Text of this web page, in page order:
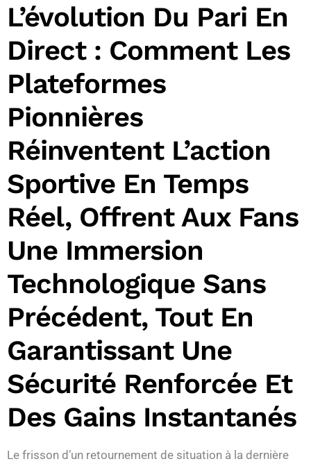
L’évolution Du Pari En
Direct : Comment Les
Plateformes
Pionnières
Réinventent L’action
Sportive En Temps
Réel, Offrent Aux Fans
Une Immersion
Technologique Sans
Précédent, Tout En
Garantissant Une
Sécurité Renforcée Et
Des Gains Instantanés
Le frisson d’un retournement de situation à la dernière